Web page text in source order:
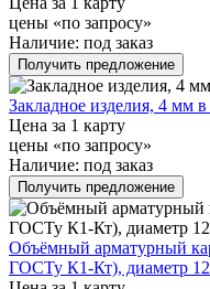
цены «по запросу»
Наличие: под заказ
Получить предложение
Закладное изделия, 4 мм
Цена за 1 карту
цены «по запросу»
Наличие: под заказ
Получить предложение
Объёмный арматурный
ГОСТу К1-Кт), диаметр